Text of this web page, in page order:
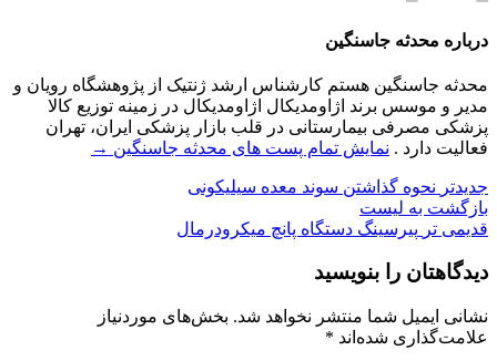
درباره محدثه جاسنگین
محدثه جاسنگین هستم کارشناس ارشد ژنتیک از پژوهشگاه رویان و
مدیر و موسس برند اژاومدیکال اژاومدیکال در زمینه توزیع کالا
پزشکی مصرفی بیمارستانی در قلب بازار پزشکی ایران، تهران
فعالیت دارد . نمایش تمام پست های محدثه جاسنگین →
جدیدتر نحوه گذاشتن سوند معده سیلیکونی
بازگشت به لیست
قدیمی تر پیرسینگ دستگاه پانچ میکرودرمال
دیدگاهتان را بنویسید
نشانی ایمیل شما منتشر نخواهد شد. بخش‌های موردنیاز
علامت‌گذاری شده‌اند *